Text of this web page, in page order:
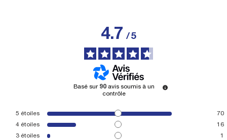
4.7/5
Basé sur 90 avis soumis à un
contrôle
5 étoiles
70
4 étoiles
16
3 étoiles
1